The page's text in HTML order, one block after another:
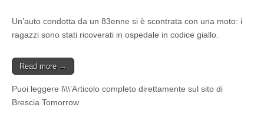
Un’auto condotta da un 83enne si è scontrata con una moto: i
ragazzi sono stati ricoverati in ospedale in codice giallo.
Read more →
Puoi leggere l\\\’Articolo completo direttamente sul sito di
Brescia Tomorrow